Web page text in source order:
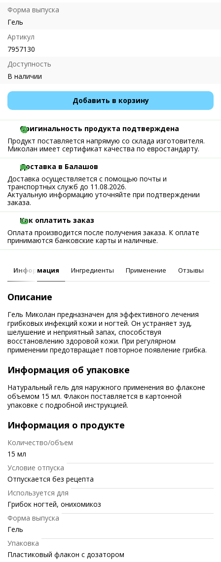
Форма выпуска
Гель
Артикул
7957130
Доступность
В наличии
Добавить в корзину
Оригинальность продукта подтверждена
Продукт поставляется напрямую со склада изготовителя.
Миколан имеет сертификат качества по евростандарту.
Доставка в Балашов
Доставка осуществляется с помощью почты и
транспортных служб до 11.08.2026.
Актуальную информацию уточняйте при подтверждении
заказа.
Как оплатить заказ
Оплата производится после получения заказа. К оплате
принимаются банковские карты и наличные.
Информация Ингредиенты Применение Отзывы
Описание
Гель Миколан предназначен для эффективного лечения
грибковых инфекций кожи и ногтей. Он устраняет зуд,
шелушение и неприятный запах, способствуя
восстановлению здоровой кожи. При регулярном
применении предотвращает повторное появление грибка.
Информация об упаковке
Натуральный гель для наружного применения во флаконе
объемом 15 мл. Флакон поставляется в картонной
упаковке с подробной инструкцией.
Информация о продукте
Количество/объем
15 мл
Условие отпуска
Отпускается без рецепта
Используется для
Грибок ногтей, онихомикоз
Форма выпуска
Гель
Упаковка
Пластиковый флакон с дозатором